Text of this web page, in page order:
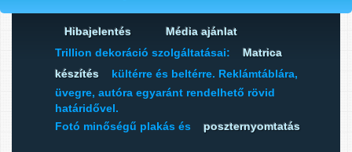
Hibajelentés
Média ajánlat
Trillion dekoráció szolgáltatásai:
Matrica
készítés
kültérre és beltérre. Reklámtáblára,
üvegre, autóra egyaránt rendelhető rövid
határidővel.
Fotó minőségű plakás és
poszternyomtatás